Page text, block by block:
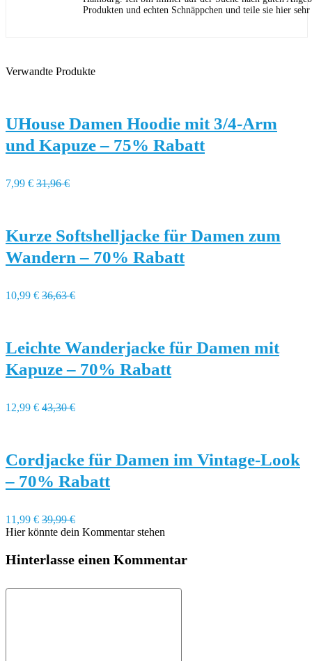
Produkten und echten Schnäppchen und teile sie hier
Verwandte Produkte
UHouse Damen Hoodie mit 3/4-Arm
und Kapuze – 75% Rabatt
7,99 € 31,96 €
Kurze Softshelljacke für Damen zum
Wandern – 70% Rabatt
10,99 € 36,63 €
Leichte Wanderjacke für Damen mit
Kapuze – 70% Rabatt
12,99 € 43,30 €
Cordjacke für Damen im Vintage-Look
– 70% Rabatt
11,99 € 39,99 €
Hier könnte dein Kommentar stehen
Hinterlasse einen Kommentar